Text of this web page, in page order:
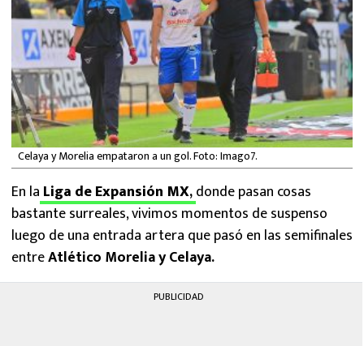
BOXEO
LIGA MX
NFL
Celaya y Morelia empataron a un gol. Foto: Imago7.
En la Liga de Expansión MX,donde pasan cosas
bastante surreales, vivimos momentos de suspenso
luego de una entrada artera que pasó en las semifinales
entreAtlético Morelia y Celaya.
PUBLICIDAD